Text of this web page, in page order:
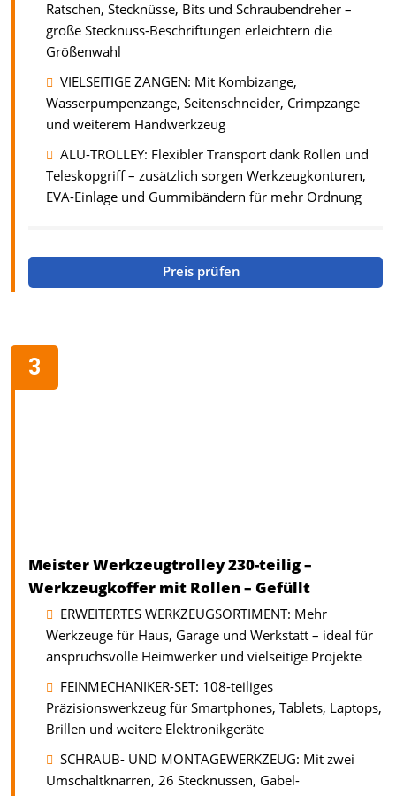
Ratschen, Stecknüsse, Bits und Schraubendreher –
große Stecknuss-Beschriftungen erleichtern die
Größenwahl
VIELSEITIGE ZANGEN: Mit Kombizange,
Wasserpumpenzange, Seitenschneider, Crimpzange
und weiterem Handwerkzeug
ALU-TROLLEY: Flexibler Transport dank Rollen und
Teleskopgriff – zusätzlich sorgen Werkzeugkonturen,
EVA-Einlage und Gummibändern für mehr Ordnung
Preis prüfen
Meister Werkzeugtrolley 230-teilig –
Werkzeugkoffer mit Rollen – Gefüllt
ERWEITERTES WERKZEUGSORTIMENT: Mehr
Werkzeuge für Haus, Garage und Werkstatt – ideal für
anspruchsvolle Heimwerker und vielseitige Projekte
FEINMECHANIKER-SET: 108-teiliges
Präzisionswerkzeug für Smartphones, Tablets, Laptops,
Brillen und weitere Elektronikgeräte
SCHRAUB- UND MONTAGEWERKZEUG: Mit zwei
Umschaltknarren, 26 Stecknüssen, Gabel-